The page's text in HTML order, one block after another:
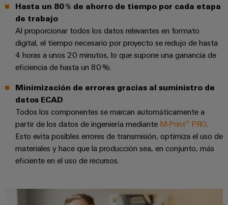
modernas
y
digitales
para
una
movilidad
respetuosa
el
clima
en
el
transporte
ferroviario
Transmisión
y
Estabilidad
Señalizadores
Impresoras
industriales
Industry
Infraestructura
del
armario
de
distribución
Servicio
Hasta un 80 % de ahorro de tiempo por cada etapa
de trabajo
Al proporcionar todos los datos relevantes en formato
digital, el tiempo necesario por proyecto se redujo de hasta
4 horas a unos 20 minutos, lo que supone una ganancia de
eficiencia de hasta un 80 %.
Minimización de errores gracias al suministro de
datos ECAD
Todos los componentes se marcan automáticamente a
partir de los datos de ingeniería mediante M-Print® PRO
Esto evita posibles errores de transmisión, optimiza el uso de
materiales y hace que la producción sea, en conjunto, más
eficiente en el uso de recursos.